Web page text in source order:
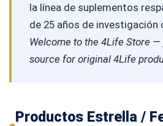
la línea de suplementos
de 25 años de investigación
Welcome to the 4Life Store
source for original 4Life
Productos Estrella /